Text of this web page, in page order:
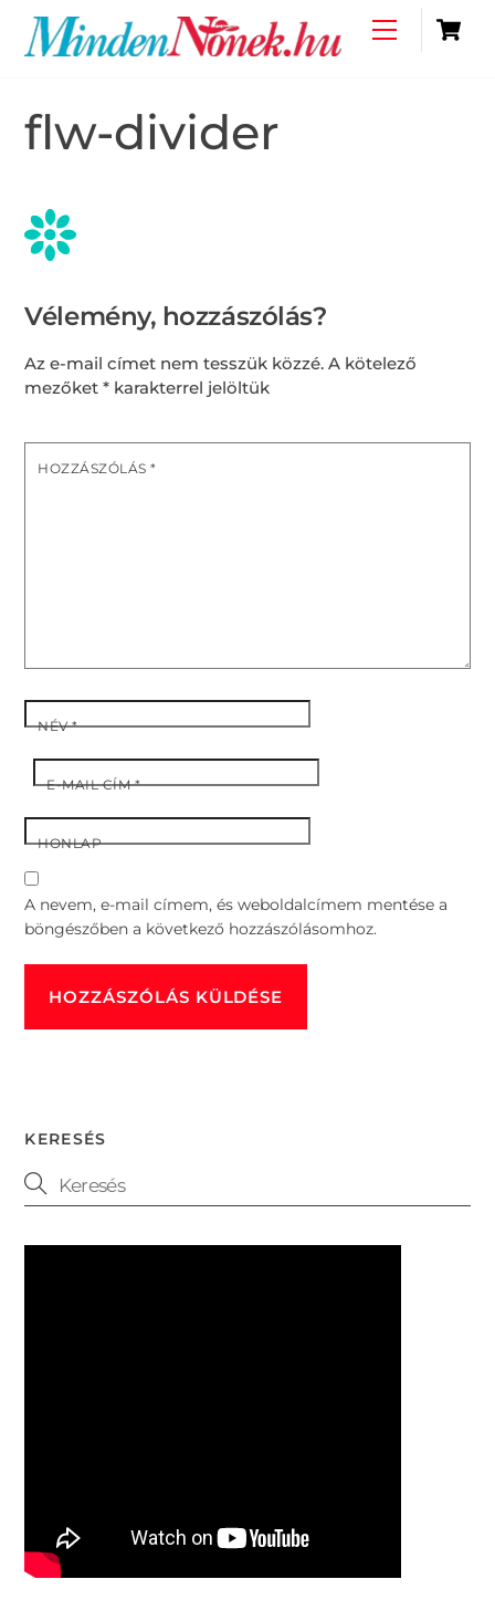
content
Menu
flw-divider
Vélemény, hozzászólás?
Az e-mail címet nem tesszük közzé. A kötelező
mezőket* karakterrel jelöltük
HOZZÁSZÓLÁS*
NÉV*
E-MAIL CÍM*
HONLAP
A nevem, e-mail címem, és weboldalcímem mentése a
böngészőben a következő hozzászólásomhoz.
KERESÉS